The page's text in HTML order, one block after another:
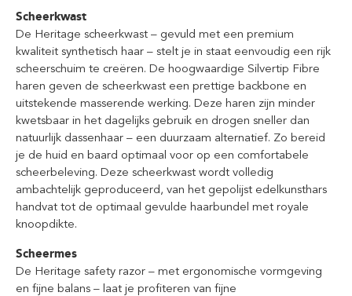
Scheerkwast
De Heritage scheerkwast – gevuld met een premium
kwaliteit synthetisch haar – stelt je in staat eenvoudig een rijk
scheerschuim te creëren. De hoogwaardige Silvertip Fibre
haren geven de scheerkwast een prettige backbone en
uitstekende masserende werking. Deze haren zijn minder
kwetsbaar in het dagelijks gebruik en drogen sneller dan
natuurlijk dassenhaar – een duurzaam alternatief. Zo bereid
je de huid en baard optimaal voor op een comfortabele
scheerbeleving. Deze scheerkwast wordt volledig
ambachtelijk geproduceerd, van het gepolijst edelkunsthars
handvat tot de optimaal gevulde haarbundel met royale
knoopdikte.
Scheermes
De Heritage safety razor – met ergonomische vormgeving
en fijne balans – laat je profiteren van fijne